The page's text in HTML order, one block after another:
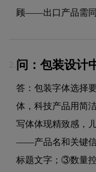
顾——出口产品需同
2. 问：包装设计
答：包装字体选择
体，科技产品用简
写体体现精致感，
——产品名和关键信
标题文字；③数量